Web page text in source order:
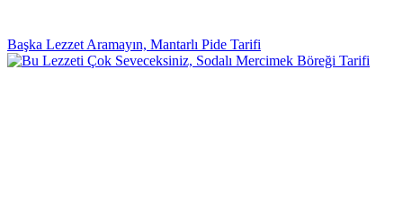
Başka Lezzet Aramayın, Mantarlı Pide Tarifi